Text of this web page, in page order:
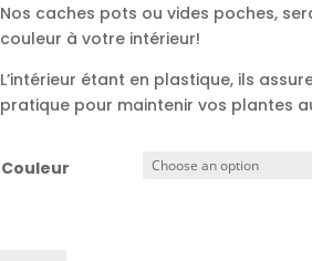
Nos caches pots ou vides poches,
couleur à votre intérieur!
L’intérieur étant en plastique, ils
pratique pour maintenir vos plantes
Couleur